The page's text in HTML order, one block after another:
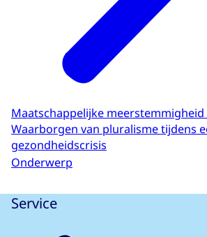
Maatschappelijke
Waarborgen van pluralisme tijdens
gezondheidscrisis
Onderwerp
Service